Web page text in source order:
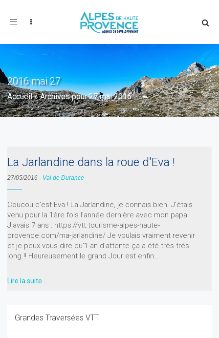
Toggle
2016 mai 27
Accueil»Archives pour 27 mai 2016
La Jarlandine dans la roue d'Eva !
27/05/2016 - Val de Durance
Coucou c'est Eva ! La Jarlandine, je connais bien. J'étais
venu pour la 1ère fois l'année dernière avec mon papa.
J'avais 7 ans : https://vtt.tourisme-alpes-haute-
provence.com/ma-jarlandine/ Je voulais vraiment revenir
et je peux vous dire qu'1 an d'attente ça a été très très
long !! Heureusement le grand Jour est enfin…
Lire la suite …
Grandes Traversées VTT